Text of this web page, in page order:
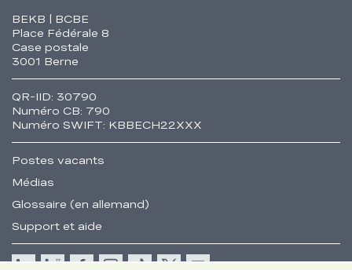
Fusszeile
BEKB | BCBE
Place Fédérale 8
Case postale
3001 Berne
QR-IID: 30790
Numéro CB: 790
Numéro SWIFT: KBBECH22XXX
Postes vacants
Médias
Glossaire (en allemand)
Support et aide